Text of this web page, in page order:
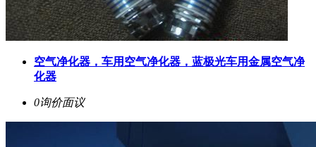
空气净化器，车用空气净化器，蓝极光车用金属空气净
化器
0询价面议